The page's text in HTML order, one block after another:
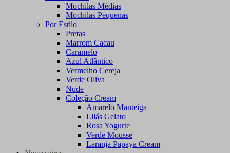
Mochilas Médias
Mochilas Pequenas
Por Estilo
Pretas
Marrom Cacau
Caramelo
Azul Atlântico
Vermelho Cereja
Verde Oliva
Nude
Coleção Cream
Amarelo Manteiga
Lilás Gelato
Rosa Yogurte
Verde Mousse
Laranja Papaya Cream